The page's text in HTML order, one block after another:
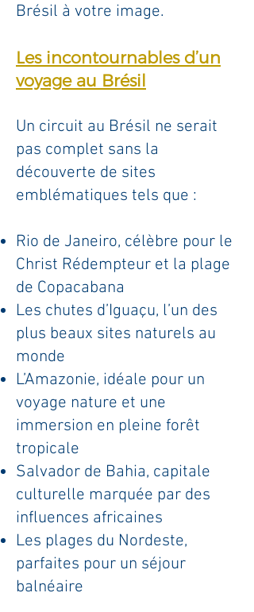
Brésil à votre image.​
Les incontournables d’un
voyage au Brésil
Un circuit au Brésil ne serait
pas complet sans la
découverte de sites
emblématiques tels que :
Rio de Janeiro, célèbre pour le
Christ Rédempteur et la plage
de Copacabana
Les chutes d’Iguaçu, l’un des
plus beaux sites naturels au
monde
L’Amazonie, idéale pour un
voyage nature et une
immersion en pleine forêt
tropicale
Salvador de Bahia, capitale
culturelle marquée par des
influences africaines
Les plages du Nordeste,
parfaites pour un séjour
balnéaire